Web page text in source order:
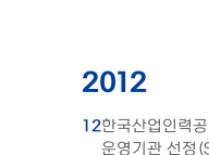
2012
12한국산업인력
운영기관 선정